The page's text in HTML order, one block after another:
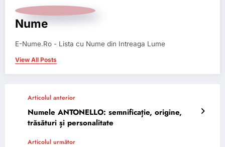
Nume
E-Nume.Ro - Lista cu Nume din Intreaga Lume
View All Posts
Articolul anterior
Numele ANTONELLO: semnificație, origine,
trăsături și personalitate
Articolul următor